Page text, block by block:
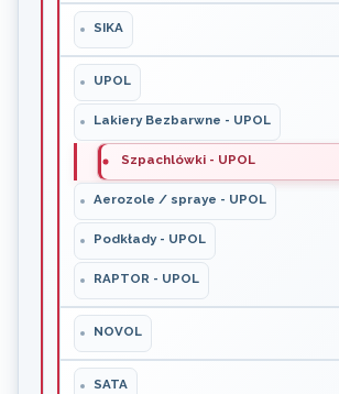
SIKA
UPOL
Lakiery Bezbarwne - UPOL
Szpachlówki - UPOL
Aerozole / spraye - UPOL
Podkłady - UPOL
RAPTOR - UPOL
NOVOL
SATA